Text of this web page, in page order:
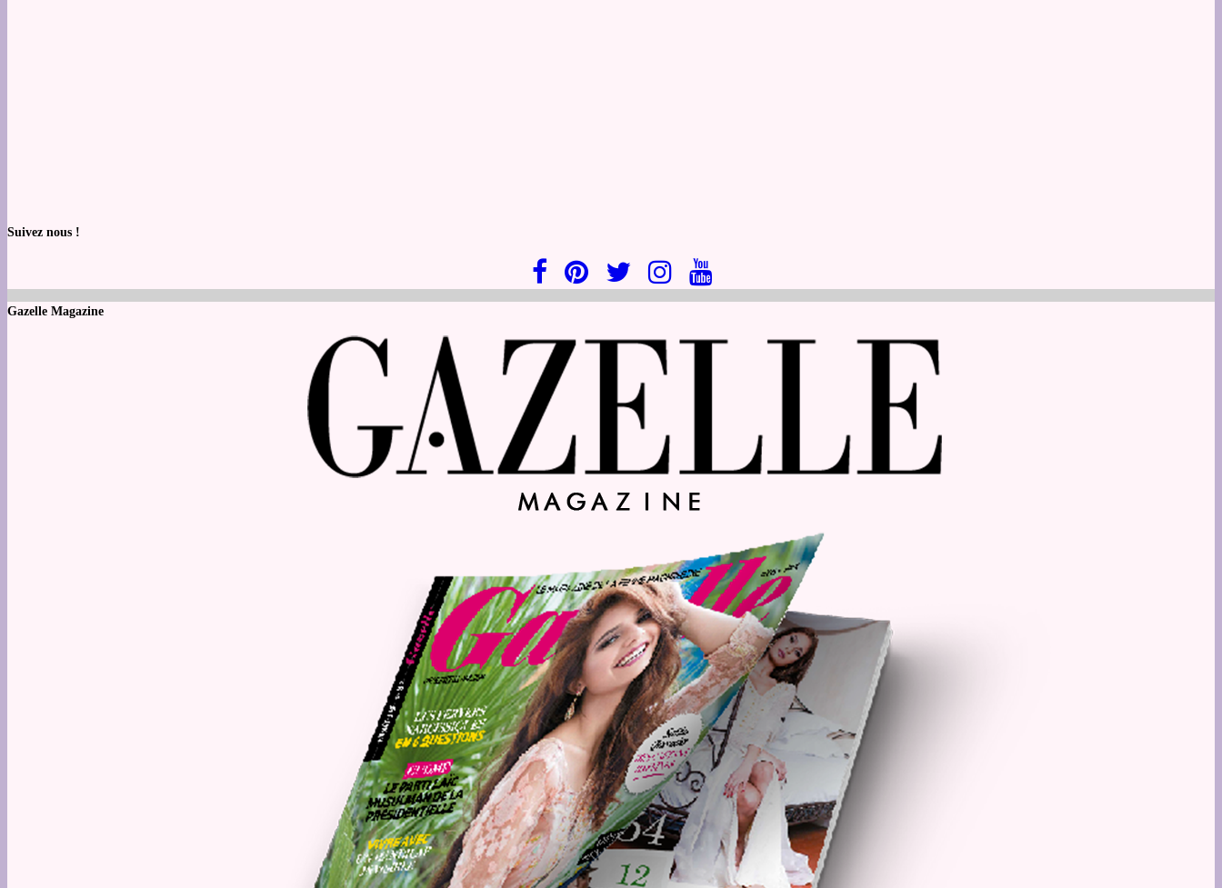
Suivez nous !
Gazelle Magazine